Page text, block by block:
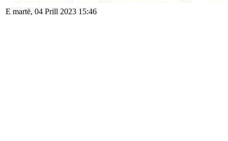
E martë, 04 Prill 2023 15:46